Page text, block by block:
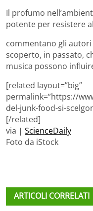
Il profumo
potente per resistere
commentano gli
scoperto, in passato,
musica possono
[related layout=”big”
permalink=”https://
del-junk-food-si-
[/related]
via | ScienceDaily
Foto da iStock
ARTICOLI CORRELATI